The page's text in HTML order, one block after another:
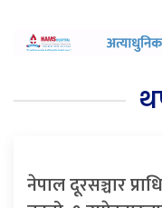
नेपाल दूरसञ्चार